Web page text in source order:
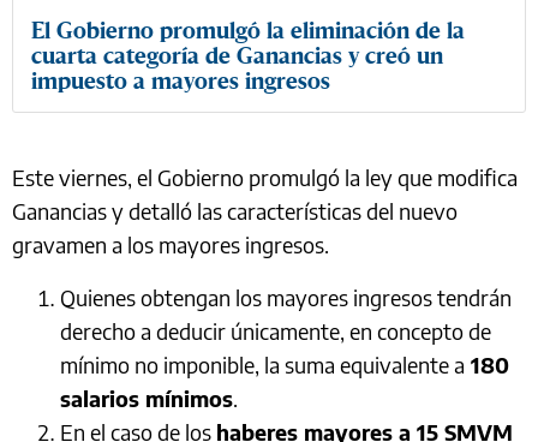
El Gobierno promulgó la eliminación de la
cuarta categoría de Ganancias y creó un
impuesto a mayores ingresos
Este viernes, el Gobierno promulgó la ley que modifica
Ganancias y detalló las características del nuevo
gravamen a los mayores ingresos.
Quienes obtengan los mayores ingresos tendrán
derecho a deducir únicamente, en concepto de
mínimo no imponible, la suma equivalente a 180
salarios mínimos.
En el caso de los haberes mayores a 15 SMVM